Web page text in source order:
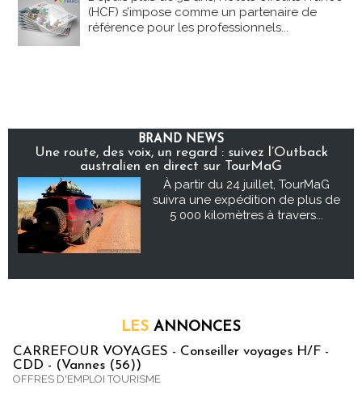
(HCF) s’impose comme un partenaire de
référence pour les professionnels...
BRAND NEWS
Une route, des voix, un regard : suivez l’Outback
australien en direct sur TourMaG
À partir du 24 juillet, TourMaG
suivra une expédition de plus de
5 000 kilomètres à travers...
LES ANNONCES
CARREFOUR VOYAGES - Conseiller voyages H/F -
CDD - (Vannes (56))
OFFRES D'EMPLOI TOURISME